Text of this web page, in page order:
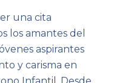
una cita
los amantes del
aspirantes
y carisma en